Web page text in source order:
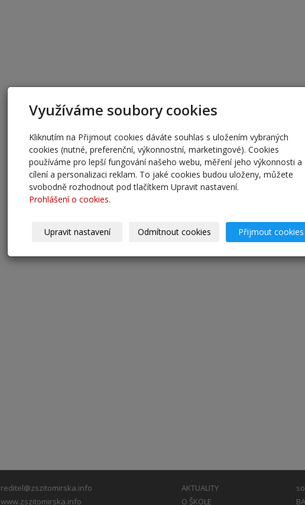
reditel@zszitomirska.info
www.zszitomirska.info
AKTUALITY
O ŠKOLE
Využíváme soubory cookies
Kliknutím na Přijmout cookies dáváte souhlas s uložením vybraných
cookies (nutné, preferenční, výkonnostní, marketingové). Cookies
používáme pro lepší fungování našeho webu, měření jeho výkonnosti a
cílení a personalizaci reklam. To jaké cookies budou uloženy, můžete
svobodně rozhodnout pod tlačítkem Upravit nastavení.
Prohlášení o cookies.
Upravit nastavení Odmítnout cookies Přijmout cookies